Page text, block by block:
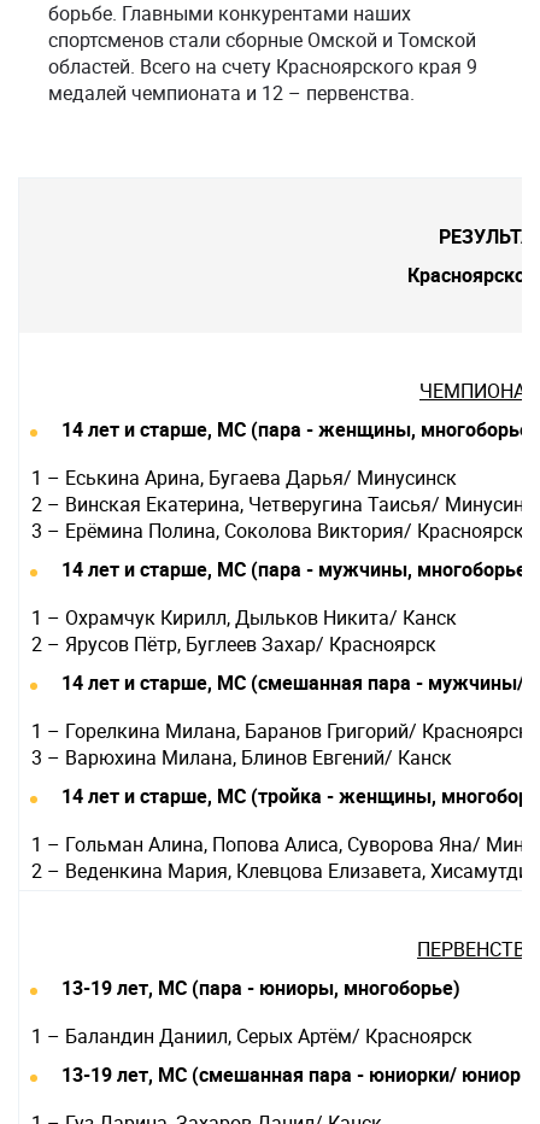
борьбе. Главными конкурентами наших
спортсменов стали сборные Омской и Томской
областей. Всего на счету Красноярского края 9
медалей чемпионата и 12 – первенства.
14 лет и старше, МС (пара - женщины, многоборье)
1 – Еськина Арина, Бугаева Дарья/ Минусинск
2 – Винская Екатерина, Четверугина Таисья/
3 – Ерёмина Полина, Соколова Виктория/ Красноярск
14 лет и старше, МС (пара - мужчины, многоборье)
1 – Охрамчук Кирилл, Дыльков Никита/ Канск
2 – Ярусов Пётр, Буглеев Захар/ Красноярск
14 лет и старше, МС (смешанная пара - мужчины/
1 – Горелкина Милана, Баранов Григорий/ Красноярск
3 – Варюхина Милана, Блинов Евгений/ Канск
14 лет и старше, МС (тройка - женщины,
1 – Гольман Алина, Попова Алиса, Суворова Яна/
2 – Веденкина Мария, Клевцова Елизавета,
13-19 лет, МС (пара - юниоры, многоборье)
1 – Баландин Даниил, Серых Артём/ Красноярск
13-19 лет, МС (смешанная пара - юниорки/